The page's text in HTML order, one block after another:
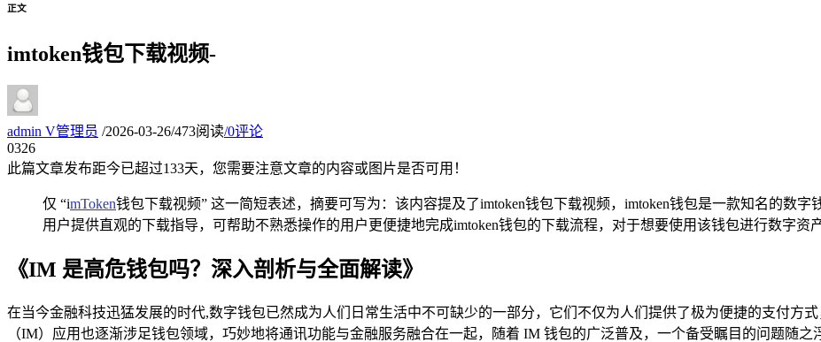
正文
imtoken钱包下载视频-
admin V管理员 /2026-03-26/473阅读/0评论
0326
此篇文章发布距今已超过133天，您需要注意文章的内容或图片是否可用！
仅 “imToken钱包下载视频” 这一简短表述，摘要可写为：该内容提及了imtoken钱包下载视频，imtoken钱包是一款知名的数
用户提供直观的下载指导，可帮助不熟悉操作的用户更便捷地完成imtoken钱包的下载流程，对于想要使用该钱包进行数字资
《IM 是高危钱包吗？深入剖析与全面解读》
在当今金融科技迅猛发展的时代,数字钱包已然成为人们日常生活中不可缺少的一部分，它们不仅为人们提供了极为便捷的支付方
（IM）应用也逐渐涉足钱包领域，巧妙地将通讯功能与金融服务融合在一起，随着 IM 钱包的广泛普及，一个备受瞩目的问题随